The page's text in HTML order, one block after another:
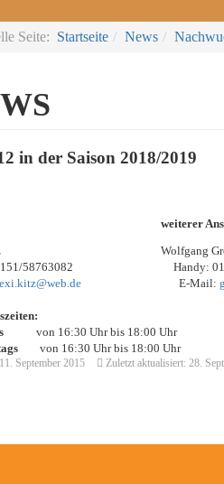
Seite: Startseite News
in der Saison 2018/2019
weiterer
Kitz Wolfgang
0151/58763082 Handy:
E-Mail:
von 16:30 Uhr bis 18:00 Uhr
von 16:30 Uhr bis 18:00 Uhr
September 2015 Zuletzt aktualisiert: 28.